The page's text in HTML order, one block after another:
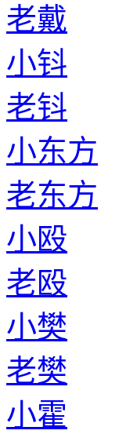
老戴
小钭
老钭
小东方
老东方
小殴
老殴
小樊
老樊
小霍